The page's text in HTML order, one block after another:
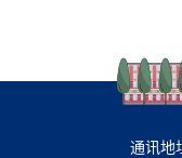
通讯地